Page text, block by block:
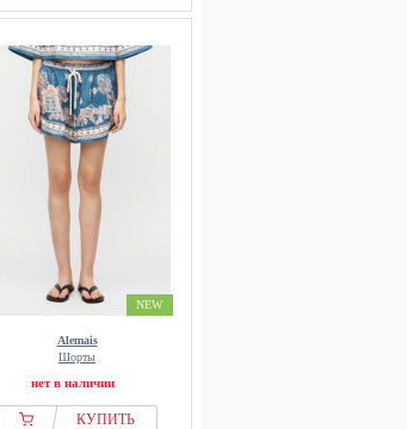
NEW
Alemais
Шорты
нет в наличии
КУПИТЬ